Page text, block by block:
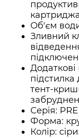
Об'єм
Зливний
Додаткові
підстилка
тент-
Серія:
Форма:
Колір: